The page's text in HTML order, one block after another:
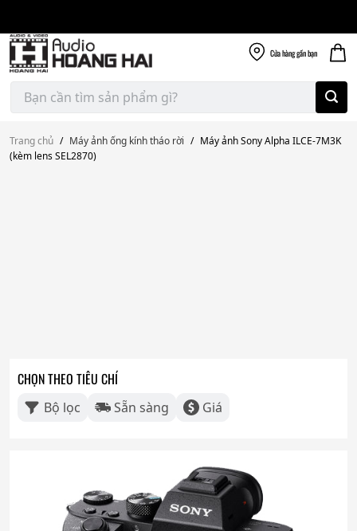
content
Cửa hànggần bạn
Tìm
kiếm:
Trang chủ / Máy ảnh ống kính tháo rời / Máy ảnh Sony Alpha ILCE-7M3K
(kèm lens SEL2870)
CHỌN THEO TIÊU CHÍ
Bộ lọc Sẵn sàng Giá